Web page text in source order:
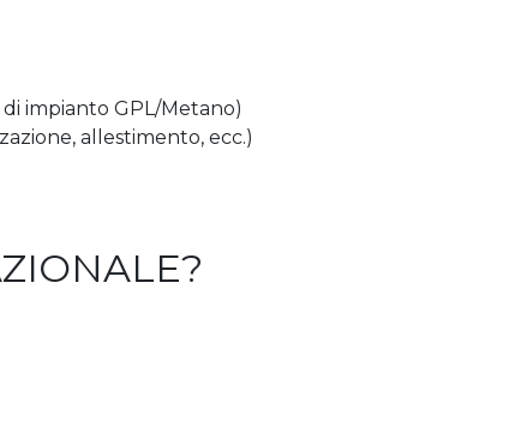
impianto GPL/Metano)
allestimento, ecc.)